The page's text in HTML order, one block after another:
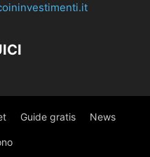
Guide gratis News